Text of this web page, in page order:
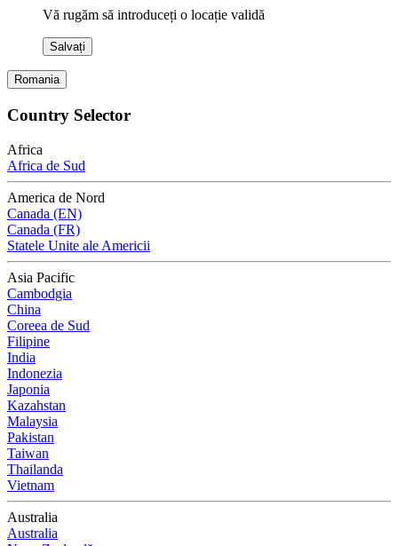
Vă rugăm să introduceți o locație validă
Salvați
Romania
Country Selector
Africa
Africa de Sud
America de Nord
Canada (EN)
Canada (FR)
Statele Unite ale Americii
Asia Pacific
Cambodgia
China
Coreea de Sud
Filipine
India
Indonezia
Japonia
Kazahstan
Malaysia
Pakistan
Taiwan
Thailanda
Vietnam
Australia
Australia